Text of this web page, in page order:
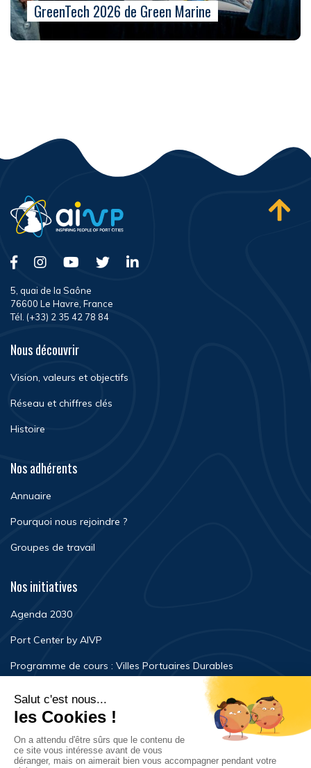
GreenTech 2026 de Green Marine
5, quai de la Saône
76600 Le Havre, France
Tél. (+33) 2 35 42 78 84
Nous découvrir
Vision, valeurs et objectifs
Réseau et chiffres clés
Histoire
Nos adhérents
Annuaire
Pourquoi nous rejoindre ?
Groupes de travail
Nos initiatives
Agenda 2030
Port Center by AIVP
Programme de cours : Villes Portuaires Durables
Newsroom
Événements